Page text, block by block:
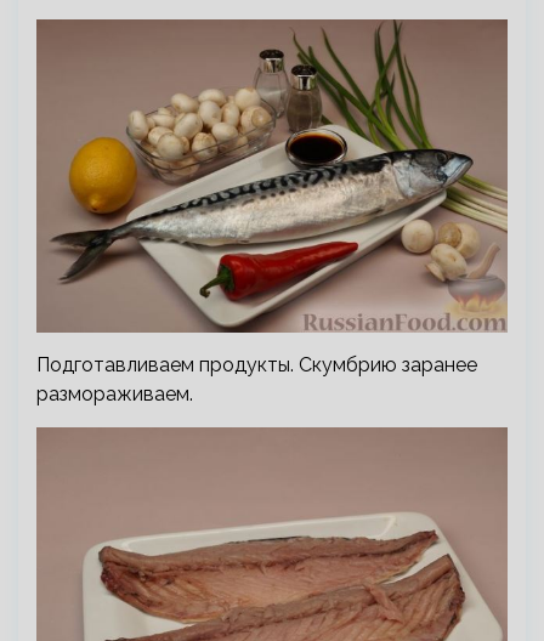
Подготавливаем продукты. Скумбрию заранее
размораживаем.